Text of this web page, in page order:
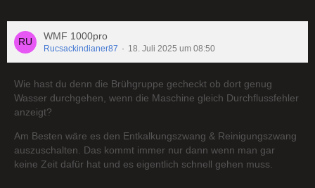
WMF 1000pro
Rucsackindianer87 18. Juli 2025 um 08:50
Wie hast du denn die Brühgruppe gecheckt ob dort genug
Wasser durchgehen, wenn die Maschine gleich Durchflussfehler
anzeigt?
Am Besten wäre es den Entkalkungszwang & Reinigungszwang
auszuschalten. Das kommt immer nur dann wenn man gar
keine Zeit dafür hat und es eigentlich schnell gehen muss.